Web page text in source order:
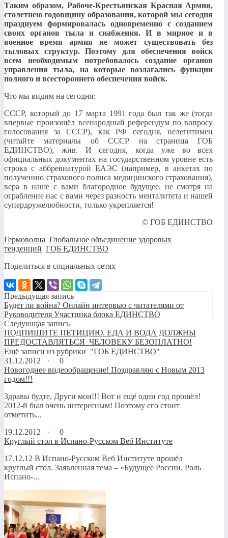
Таким образом, Рабоче-Крестьянская Красная Армия,
столетнею годовщину образования, которой мы сегодня
празднуем формировалась одновременно с созданием
своих органов тыла и снабжения. И в мирное и в
военное время армия не может существовать без
тыловых структур. Поэтому для обеспечения войск
всем необходимым потребовалось создание органов
управления тыла, на которые возлагались функции
полного и всестороннего обеспечения войск.
Что мы видим на сегодня:
СССР, который до 17 марта 1991 года был так же (тогда
впервые произошёл всенародный референдум по вопросу
голосования за СССР), как РФ сегодня, нелегитимен
(читайте материалы об СССР на страница ГОБ
ЕДИНСТВО), жив. И сегодня, когда уже во всех
официальных документах на государственном уровне есть
строка с аббревиатурой ЕАЭС (например, в анкетах по
получению страхового полиса медицинского страхования),
вера в наше с вами благородное будущее, не смотря на
ограбление нас с вами через разность менталитета и нашей
супердружелюбности, только укрепляется!
© ГОБ ЕДИНСТВО
Гермоволна Глобальное объединение здоровых
тенденций ГОБ ЕДИНСТВО
Поделиться в социальных сетях
Предыдущая запись
Будет ли война? Онлайн интервью с читателями от
Руководителя Участника блока ЕДИНСТВО
Следующая запись
ПОДПИШИТЕ ПЕТИЦИЮ. ЕДА И ВОДА ДОЛЖНЫ
ПРЕДОСТАВЛЯТЬСЯ ЧЕЛОВЕКУ БЕЗОПЛАТНО!
Ещё записи из рубрики "ГОБ ЕДИНСТВО"
31.12.2012 ·
0
Новогоднее видеообращение! Поздравляю с Новым 2013
годом!!!
Здравы будте, Други мои!!! Вот и ещё одни год прошёл!
2012-й был очень интересным! Поэтому его стоит
отметить...
19.12.2012 ·
0
Круглый стол в Испано-Русском Веб Институте
17.12.12 В Испано-Русском Веб Институте прошёл
круглый стол. Заявленная тема – «Будущее России. Роль
Испано-...